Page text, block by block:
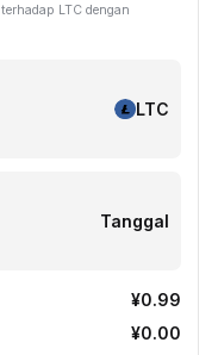
LTC dengan
LTC
Tanggal
¥0.99
¥0.00